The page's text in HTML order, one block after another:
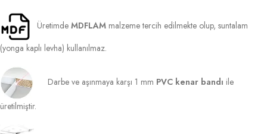
Üretimde MDFLAM malzeme tercih edilmekte olup, suntalam
(yonga kaplı levha) kullanılmaz.
Darbe ve aşınmaya karşı 1 mm PVC kenar bandı ile
üretilmiştir.